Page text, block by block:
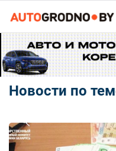
Новости по